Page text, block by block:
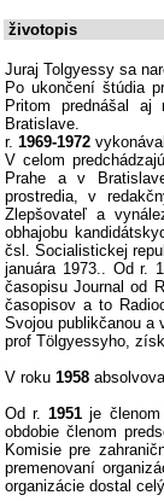
životopis
Juraj Tolgyessy sa
Po ukončení štúdia
Pritom prednášal
Bratislave.
r. 1969-1972
V celom
Prahe a v
prostredia, v
Zlepšovateľ a
obhajobu
čsl. Socialistickej
januára 1973.. Od r.
časopisu Journal od
časopisov a to
Svojou publikčanou a
prof Tölgyessyho,
V roku 1958
Od r.1951 je
obdobie členom
Komisie pre
premenovaní
organizácie dostal